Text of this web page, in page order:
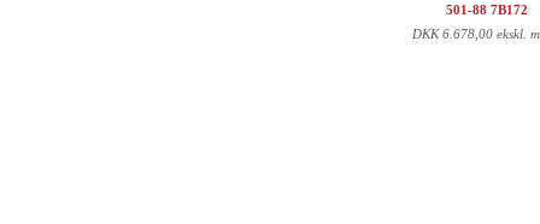
501-88 7B172
DKK6.678,00 ekskl.